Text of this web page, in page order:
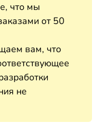
что мы
от 50
вам, что
не